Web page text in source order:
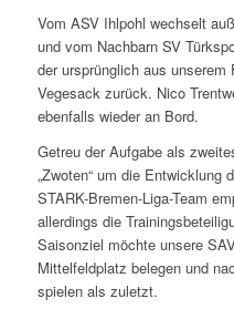
Vom ASV Ihlpohl wechselt
und vom Nachbarn SV
der ursprünglich aus
Vegesack zurück. Nico
ebenfalls wieder an Bord.
Getreu der Aufgabe als
„Zwoten“ um die Entwicklung
STARK-Bremen-Liga-Team
allerdings die
Saisonziel möchte unsere
Mittelfeldplatz belegen und
spielen als zuletzt.